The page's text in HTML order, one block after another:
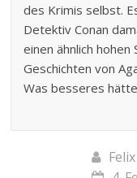
des Krimis selbst.
Detektiv Conan
einen ähnlich
Geschichten von
Was besseres
Felix